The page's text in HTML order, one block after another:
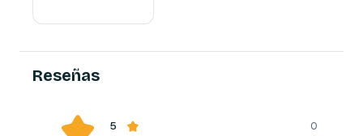
Reseñas
5 0